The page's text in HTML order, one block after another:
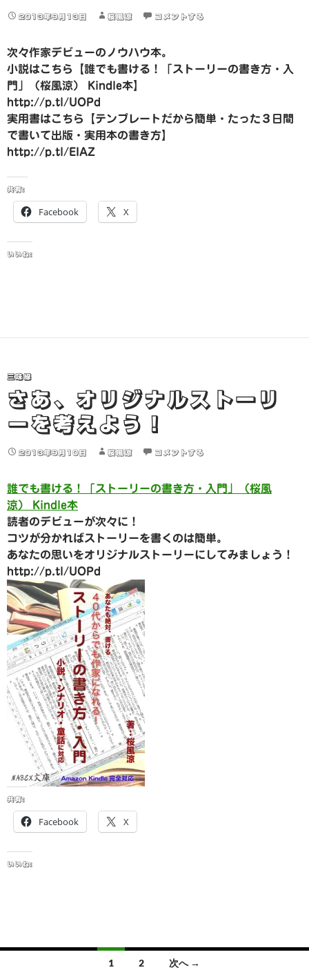
2013年9月13日 桜風涼 コメントする
次々作家デビューのノウハウ本。
小説はこちら【誰でも書ける！「ストーリーの書き方・入
門」（桜風涼） Kindle本】
http://p.tl/UOPd
実用書はこちら【テンプレートだから簡単・たった３日間
で書いて出版・実用本の書き方】
http://p.tl/EIAZ
共有:
Facebook X
いいね:
三味線
さあ、オリジナルストーリ
ーを考えよう！
2013年9月10日 桜風涼 コメントする
誰でも書ける！「ストーリーの書き方・入門」（桜風
涼） Kindle本
読者のデビューが次々に！
コツが分かればストーリーを書くのは簡単。
あなたの思いをオリジナルストーリーにしてみましょう！
http://p.tl/UOPd
共有:
Facebook X
いいね:
1 2 次へ →